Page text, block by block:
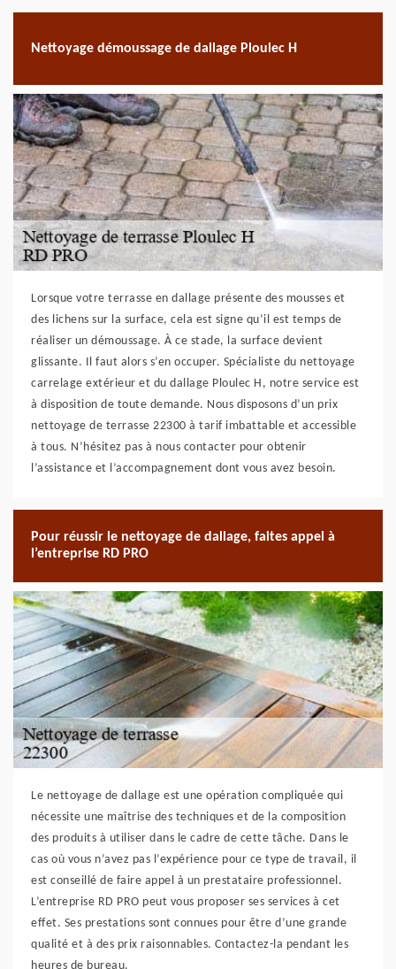
Nettoyage démoussage de dallage Ploulec H
Lorsque votre terrasse en dallage présente des mousses et
des lichens sur la surface, cela est signe qu’il est temps de
réaliser un démoussage. À ce stade, la surface devient
glissante. Il faut alors s’en occuper. Spécialiste du nettoyage
carrelage extérieur et du dallage Ploulec H, notre service est
à disposition de toute demande. Nous disposons d’un prix
nettoyage de terrasse 22300 à tarif imbattable et accessible
à tous. N’hésitez pas à nous contacter pour obtenir
l’assistance et l’accompagnement dont vous avez besoin.
Pour réussir le nettoyage de dallage, faites appel à
l’entreprise RD PRO
Le nettoyage de dallage est une opération compliquée qui
nécessite une maîtrise des techniques et de la composition
des produits à utiliser dans le cadre de cette tâche. Dans le
cas où vous n’avez pas l’expérience pour ce type de travail, il
est conseillé de faire appel à un prestataire professionnel.
L’entreprise RD PRO peut vous proposer ses services à cet
effet. Ses prestations sont connues pour être d’une grande
qualité et à des prix raisonnables. Contactez-la pendant les
heures de bureau.